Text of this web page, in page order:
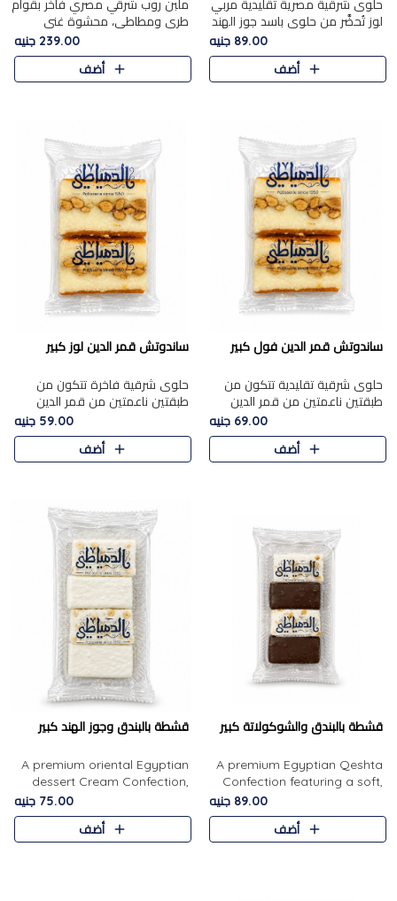
حلوى شرقية مصرية تقليدية مربي
لوز تُحضَّر من حلوى باسد جوز الهند
بقوام طري ومذاق غني، وتُزين
وتغطاه بقطع اللوز الفاخر التي
تضيف لمسة مميزة م..
89.00 جنيه
أضف
ملبن روب شرقي مصري فاخر بقوام
طري ومطاطي، محشوة غني
بسخاء بقطع عين الجمل واللوز
الفاخر التي تضيف قرمشة مميزة
ومرضية ونكهة ناتي غنية في كل
239.00 جنيه
أضف
ساندوتش قمر الدين فول كبير
حلوى شرقية تقليدية تتكون من
طبقتين ناعمتين من قمر الدين
الفاخر، تتوسطهما حشوة غنية من
الفول السوداني المحمص، لتجمع
بين حلاوة المشمش الطبيعية..
69.00 جنيه
أضف
ساندوتش قمر الدين لوز كبير
حلوى شرقية فاخرة تتكون من
طبقتين ناعمتين من قمر الدين
الفاخر، تتوسطهما حشوة غنية من
اللوز المحمص لتمنح مزيجًا متوازنًا
من النعومة والقرمشة. ..
59.00 جنيه
أضف
قشطة بالبندق والشوكولاتة كبير
A premium Egyptian Qeshta
Confection featuring a soft,
creamy texture paired with a
rich layer of premium
chocolate and the distinctive
89.00 جنيه
أضف
قشطة بالبندق وجوز الهند كبير
A premium oriental Egyptian
dessert Cream Confection,
featuring a soft, creamy
texture and the distinctive
flavor of roasted hazelnuts.
75.00 جنيه
أضف